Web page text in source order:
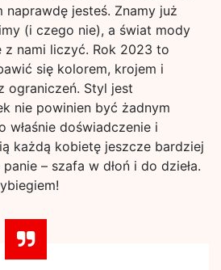
jesteś. Znamy już
(i czego nie), a świat mody
z nami liczyć. Rok 2023 to
się kolorem, krojem i
ograniczeń. Styl jest
nie powinien być żadnym
właśnie doświadczenie i
każdą kobietę jeszcze bardziej
– szafa w dłoń i do dzieła.